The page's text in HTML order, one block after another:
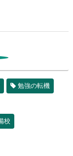
勉強の転機
校